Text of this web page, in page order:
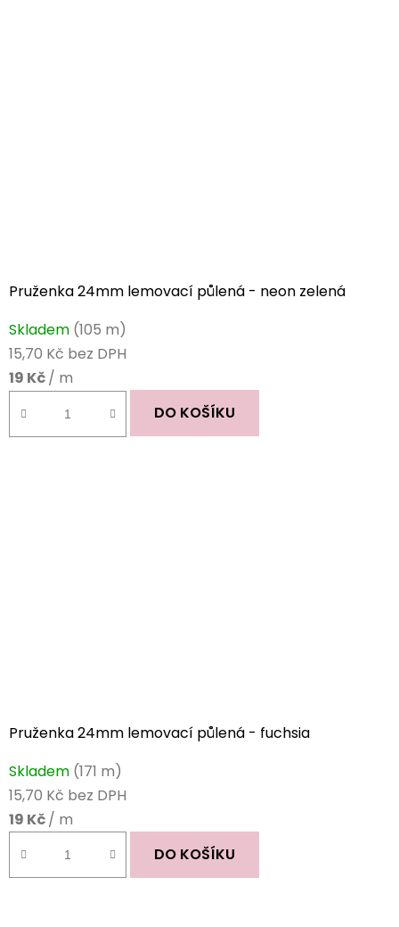
Pruženka 24mm lemovací půlená - neon zelená
Skladem (105 m)
15,70 Kč bez DPH
19 Kč/ m
DO KOŠÍKU
Pruženka 24mm lemovací půlená - fuchsia
Skladem (171 m)
15,70 Kč bez DPH
19 Kč/ m
DO KOŠÍKU